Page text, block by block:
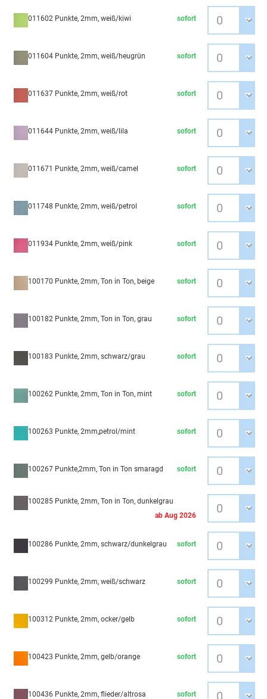
011602 Punkte, 2mm, weiß/kiwi sofort
011604 Punkte, 2mm, weiß/heugrün sofort
011637 Punkte, 2mm, weiß/rot sofort
011644 Punkte, 2mm, weiß/lila sofort
011671 Punkte, 2mm, weiß/camel sofort
011748 Punkte, 2mm, weiß/petrol sofort
011934 Punkte, 2mm, weiß/pink sofort
100170 Punkte, 2mm, Ton in Ton, beige sofort
100182 Punkte, 2mm, Ton in Ton, grau sofort
100183 Punkte, 2mm, schwarz/grau sofort
100262 Punkte, 2mm, Ton in Ton, mint sofort
100263 Punkte, 2mm,petrol/mint sofort
100267 Punkte,2mm, Ton in Ton smaragd sofort
100285 Punkte, 2mm, Ton in Ton, dunkelgrau
ab Aug 2026
100286 Punkte, 2mm, schwarz/dunkelgrau sofort
100299 Punkte, 2mm, weiß/schwarz sofort
100312 Punkte, 2mm, ocker/gelb sofort
100423 Punkte, 2mm, gelb/orange sofort
100436 Punkte, 2mm, flieder/altrosa sofort